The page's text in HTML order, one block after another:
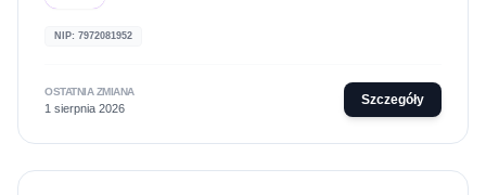
NIP: 7972081952
OSTATNIA ZMIANA
1 sierpnia 2026
Szczegóły